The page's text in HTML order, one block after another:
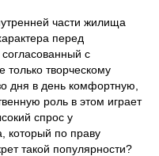
части жилища
перед
с
только творческому
дня в день комфортную,
роль в этом играет
спрос у
который по праву
такой популярности?